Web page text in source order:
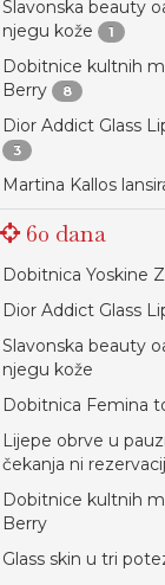
Slavonska beauty
njegu kože
1
Dobitnice kultnih
Berry
8
Dior Addict Glass
3
Martina Kallos
60 dana
Dobitnica Yoskine
Dior Addict Glass
Slavonska beauty
njegu kože
Dobitnica Femina
Lijepe obrve u
čekanja ni
Dobitnice kultnih
Berry
Glass skin u tri